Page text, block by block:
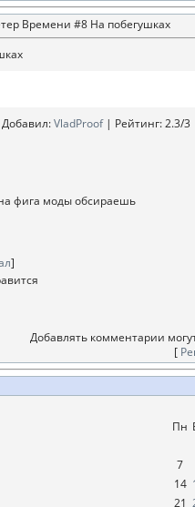
Времени #8 На побегушках
Добавил:VladProof| Рейтинг:2.3/3
фига моды обсираешь
]
Добавлять комментарии
[
Пн
7
14
21